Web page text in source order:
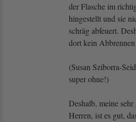
der Flasche im
hingestellt und sie
schräg abfeuert.
dort kein
(Susan Sziborra-
super ohne!)
Deshalb, meine
Herren, ist es gut,